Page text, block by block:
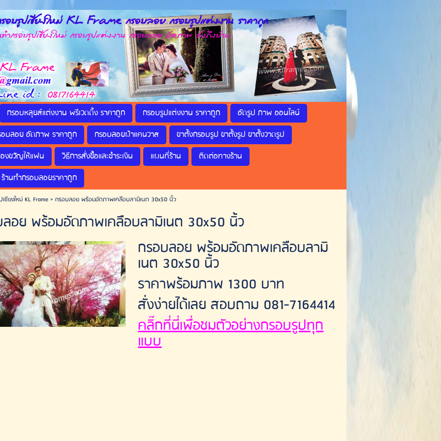
บรูปเชียงใหม่ KL Frame กรอบลอย กรอบรูปแต่งงาน ราคาถูก
อบรูปเชียงใหม่ กรอบรูปแต่งงาน กรอบลอย อัดภาพ ส่งถึงบ้าน
กรอบหลุยส์แต่งงาน พรีเวดดิ้ง ราคาถูก กรอบรูปแต่งงาน ราคาถูก
อัดรูป ภาพ ออนไลน์
บลอย อัดภาพ ราคาถูก
กรอบลอยผ้าแคนวาส
ขาตั้งกรอบรูป ขาตั้งรูป ขาตั้งวาดรูป
งขวัญให้แฟน
วิธีการสั่งซื้อและชำระเงิน แผนที่ร้าน
ติดต่อทางร้าน
ร้านทำกรอบลอยราคาถูก
ชียงใหม่ KL Frame> กรอบลอย พร้อมอัดภาพเคลือบลามิเนต 30x50 นิ้ว
อย พร้อมอัดภาพเคลือบลามิเนต 30x50 นิ้ว
กรอบลอย พร้อมอัดภาพเคลือบลามิ
เนต 30x50 นิ้ว
ราคาพร้อมภาพ 1300 บาท
สั่งง่ายได้เลย สอบถาม 081-7164414
คลิ๊กที่นี่เพื่อชมตัวอย่างกรอบรูปทุก
แบบ